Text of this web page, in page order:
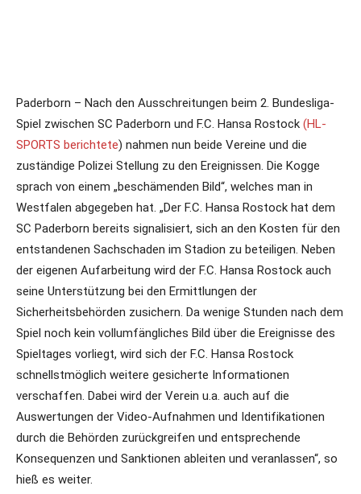
Paderborn – Nach den Ausschreitungen beim 2. Bundesliga-
Spiel zwischen SC Paderborn und F.C. Hansa Rostock (HL-
SPORTS berichtete) nahmen nun beide Vereine und die
zuständige Polizei Stellung zu den Ereignissen. Die Kogge
sprach von einem „beschämenden Bild“, welches man in
Westfalen abgegeben hat. „Der F.C. Hansa Rostock hat dem
SC Paderborn bereits signalisiert, sich an den Kosten für den
entstandenen Sachschaden im Stadion zu beteiligen. Neben
der eigenen Aufarbeitung wird der F.C. Hansa Rostock auch
seine Unterstützung bei den Ermittlungen der
Sicherheitsbehörden zusichern. Da wenige Stunden nach dem
Spiel noch kein vollumfängliches Bild über die Ereignisse des
Spieltages vorliegt, wird sich der F.C. Hansa Rostock
schnellstmöglich weitere gesicherte Informationen
verschaffen. Dabei wird der Verein u.a. auch auf die
Auswertungen der Video-Aufnahmen und Identifikationen
durch die Behörden zurückgreifen und entsprechende
Konsequenzen und Sanktionen ableiten und veranlassen“, so
hieß es weiter.